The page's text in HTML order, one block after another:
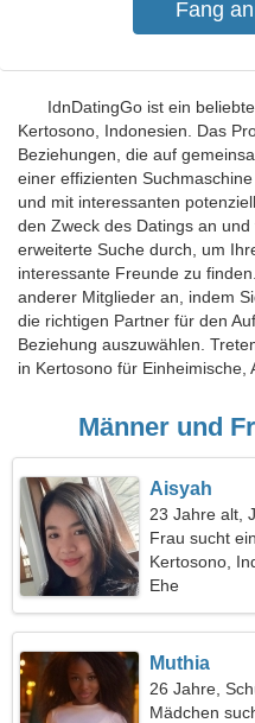
IdnDatingGo ist ein
Kertosono, Indonesien. Das
Beziehungen, die auf
einer effizienten
und mit interessanten
den Zweck des Datings an
erweiterte Suche durch, um
interessante Freunde zu
anderer Mitglieder an, indem
die richtigen Partner für den
Beziehung auszuwählen.
in Kertosono für Einheimische,
Männer und
Aisyah
23 Jahre alt,
Frau sucht
Kertosono,
Ehe
Muthia
26 Jahre,
Mädchen